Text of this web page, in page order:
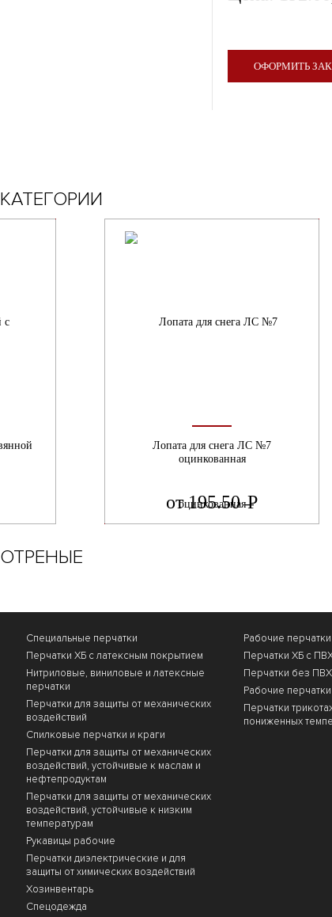
ОФОРМИТЬ
Лопата для снега ЛС №7
оцинкованная
от 195.50Р
УБ.
Специальные перчатки
Перчатки ХБ с латексным покрытием
Нитриловые, виниловые и латексные
перчатки
Перчатки для защиты от механических
воздействий
Cпилковые перчатки и краги
Перчатки для защиты от механических
воздействий, устойчивые к маслам и
нефтепродуктам
Перчатки для защиты от механических
воздействий, устойчивые к низким
температурам
Рукавицы рабочие
Перчатки диэлектрические и для
защиты от химических воздействий
Хозинвентарь
Спецодежда
Рабочие перчатки
Перчатки ХБ с
Перчатки без ПВХ
Рабочие
Перчатки
пониженных